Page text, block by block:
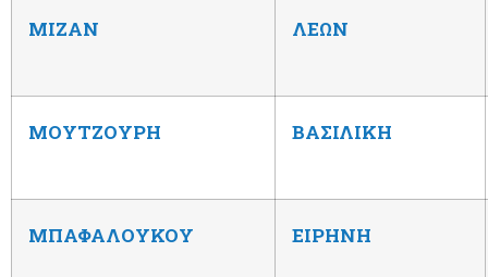
ΜΙΖΑΝ ΛΕΩΝ
ΜΟΥΤΖΟΥΡΗ ΒΑΣΙΛΙΚΗ
ΜΠΑΦΑΛΟΥΚΟΥ ΕΙΡΗΝΗ